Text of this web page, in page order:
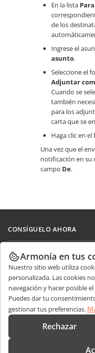
En la lista Para
de los
Ingrese el
asunto.
Seleccione el
Adjuntar
Cuando se
también
para los
carta que se
Haga clic en
Una vez que el
notificación en su
campo De.
CONSÍGUELO AHORA
Docs
DocSpace
Workspace
Conectores
Aplicaciones de escritorio
Aplicaciones móviles
COLABORAR
Para colaboradores
Para traductores
Para influencers
Vacantes
RECIBIR NOTICIAS
Blog
OBTENER AYUDA
Foro
CONTÁCTENOS
Preguntas de ventas
Armonía en tus
Nuestro sitio web utiliza
personalizada. Las cookies
navegación y hacer posible
Puedes dar tu
gestionar tus preferencias.
Rechazar